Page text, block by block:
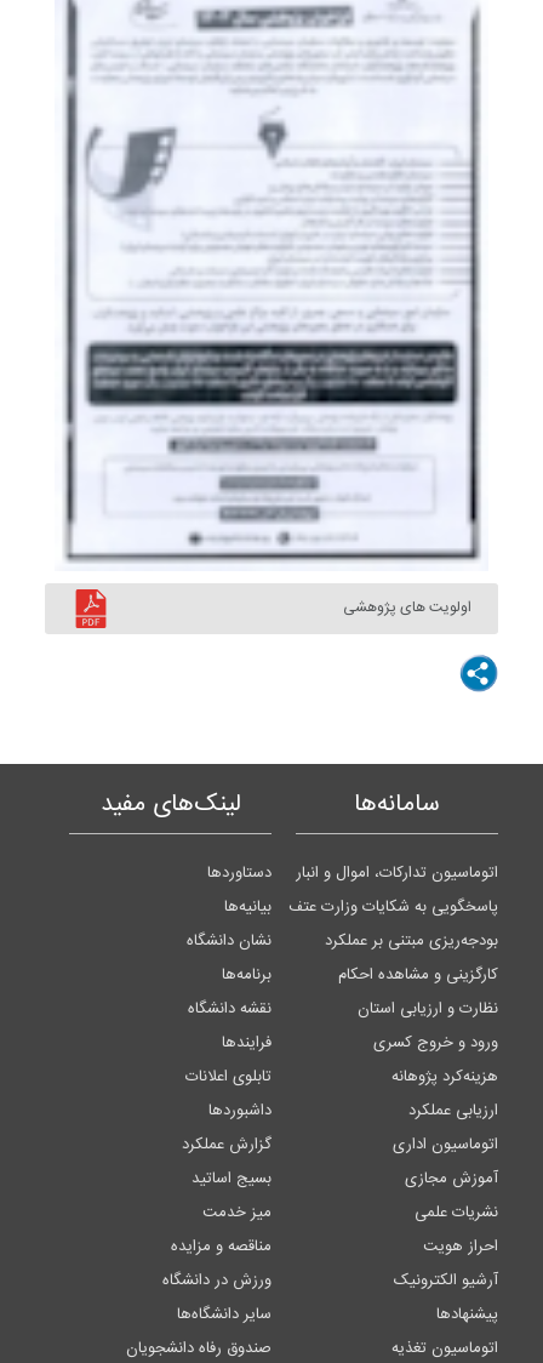
اولویت های پژوهشی
سامانه‌ها
اتوماسیون تدارکات، اموال و انبار
پاسخگویی به شکایات وزارت عتف
بودجه‌ریزی مبتنی بر عملکرد
کارگزینی و مشاهده احکام
نظارت و ارزیابی استان
ورود و خروج کسری
هزینه‌کرد پژوهانه
ارزیابی عملکرد
اتوماسیون اداری
آموزش مجازی
نشریات علمی
احراز هویت
آرشیو الکترونیک
پیشنهادها
اتوماسیون تغذیه
لینک‌های مفید
دستاوردها
بیانیه‌ها
نشان دانشگاه
برنامه‌ها
نقشه دانشگاه
فرایندها
تابلوی اعلانات
داشبوردها
گزارش عملکرد
بسیج اساتید
میز خدمت
مناقصه و مزایده
ورزش در دانشگاه
سایر دانشگاه‌ها
صندوق رفاه دانشجویان